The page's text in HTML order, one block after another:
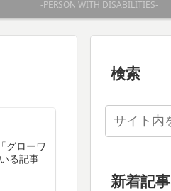
-PERSON WITH DISABILITIES-
グローワ
る記事
検索
新着記事